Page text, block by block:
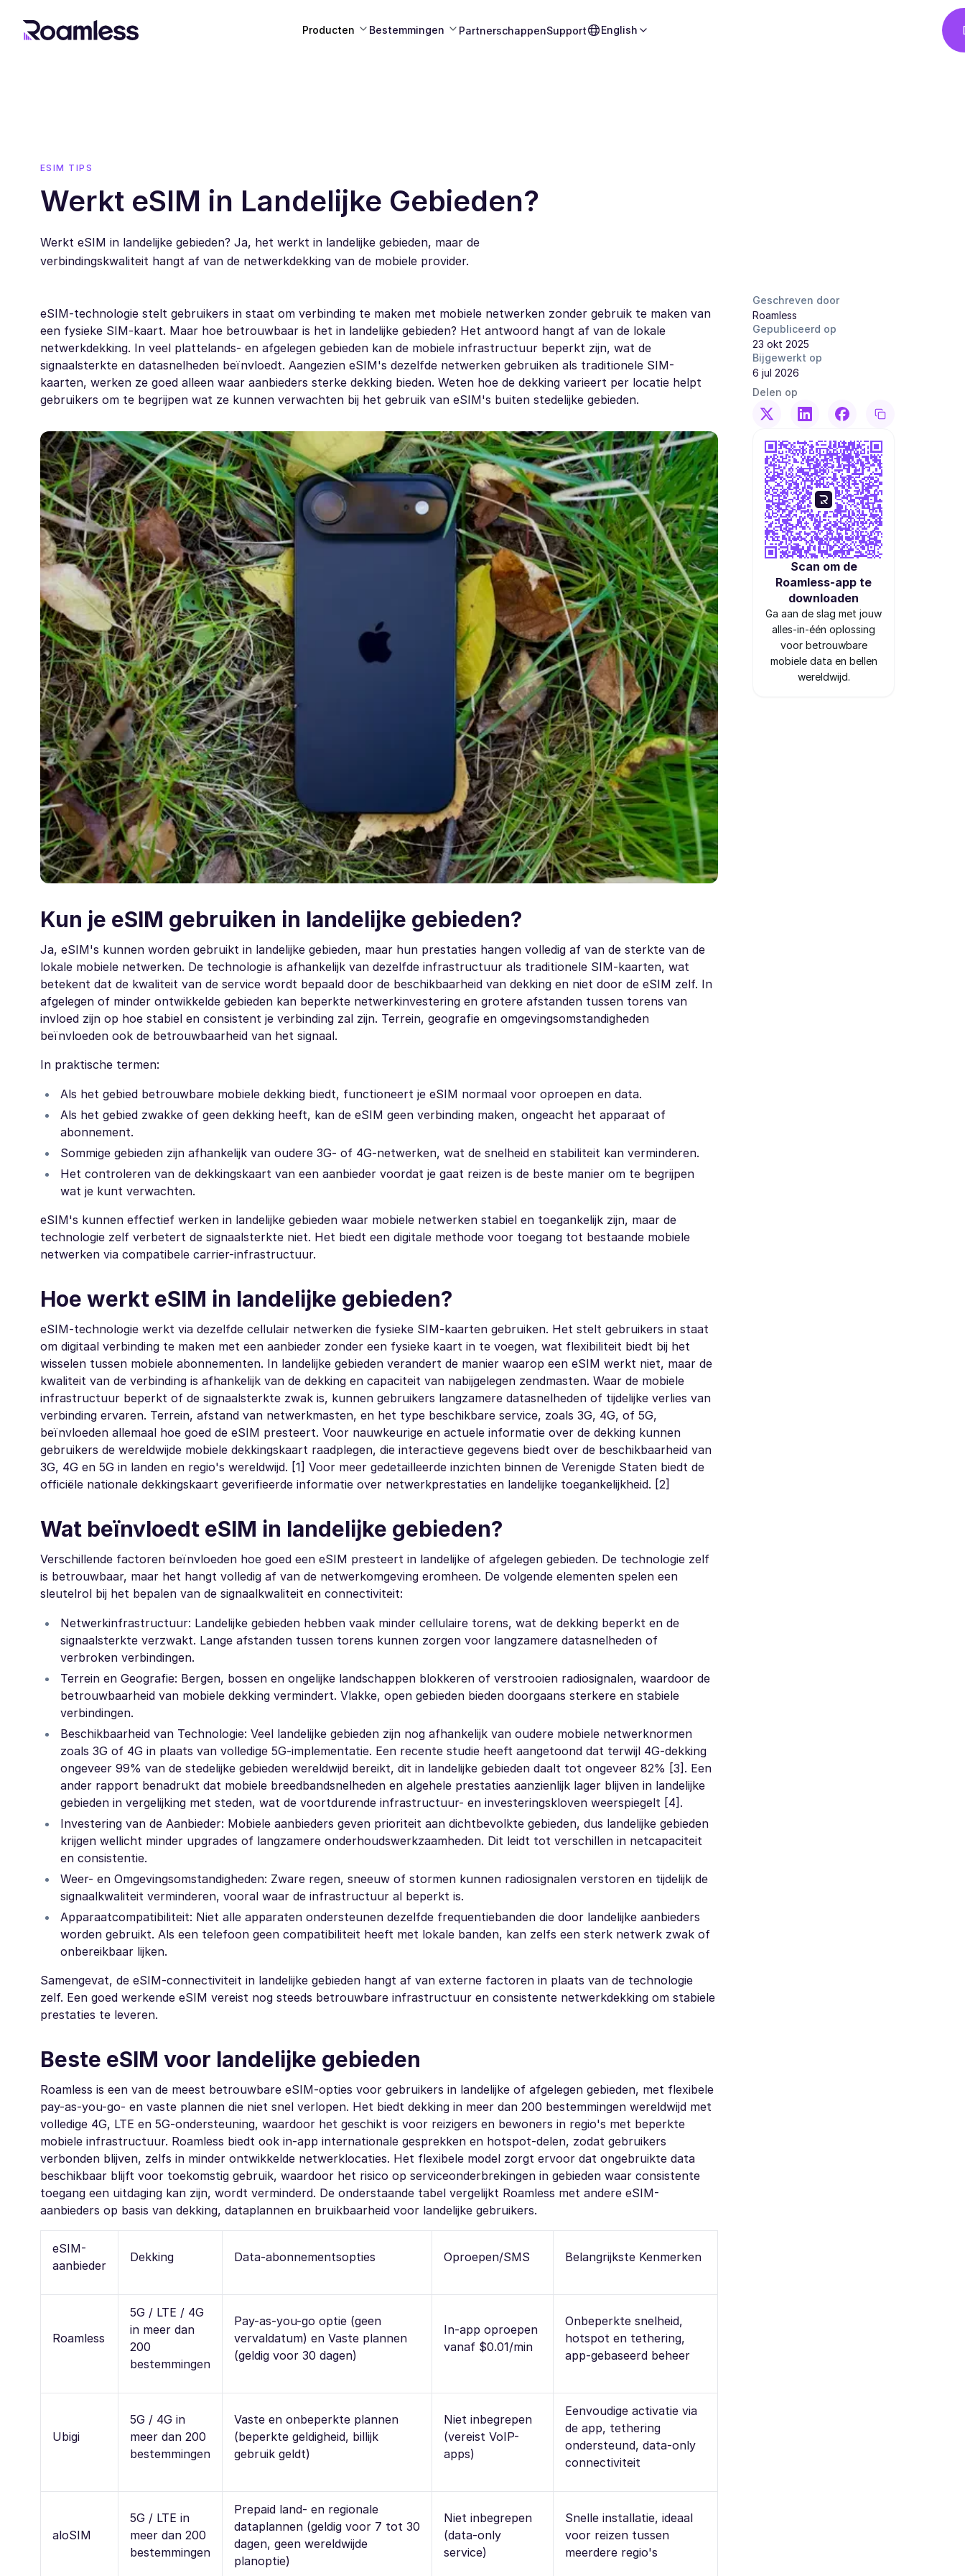
Producten Bestemmingen PartnerschappenSupport English
ESIM TIPS
Werkt eSIM in Landelijke Gebieden?
Werkt eSIM in landelijke gebieden? Ja, het werkt in landelijke gebieden, maar de
verbindingskwaliteit hangt af van de netwerkdekking van de mobiele provider.
eSIM-technologie stelt gebruikers in staat om verbinding te maken met mobiele netwerken zonder gebruik te maken van
een fysieke SIM-kaart. Maar hoe betrouwbaar is het in landelijke gebieden? Het antwoord hangt af van de lokale
netwerkdekking. In veel plattelands- en afgelegen gebieden kan de mobiele infrastructuur beperkt zijn, wat de
signaalsterkte en datasnelheden beïnvloedt. Aangezien eSIM's dezelfde netwerken gebruiken als traditionele SIM-
kaarten, werken ze goed alleen waar aanbieders sterke dekking bieden. Weten hoe de dekking varieert per locatie helpt
gebruikers om te begrijpen wat ze kunnen verwachten bij het gebruik van eSIM's buiten stedelijke gebieden.
Kun je eSIM gebruiken in landelijke gebieden?
Ja, eSIM's kunnen worden gebruikt in landelijke gebieden, maar hun prestaties hangen volledig af van de sterkte van de
lokale mobiele netwerken. De technologie is afhankelijk van dezelfde infrastructuur als traditionele SIM-kaarten, wat
betekent dat de kwaliteit van de service wordt bepaald door de beschikbaarheid van dekking en niet door de eSIM zelf. In
afgelegen of minder ontwikkelde gebieden kan beperkte netwerkinvestering en grotere afstanden tussen torens van
invloed zijn op hoe stabiel en consistent je verbinding zal zijn. Terrein, geografie en omgevingsomstandigheden
beïnvloeden ook de betrouwbaarheid van het signaal.
In praktische termen:
Als het gebied betrouwbare mobiele dekking biedt, functioneert je eSIM normaal voor oproepen en data.
Als het gebied zwakke of geen dekking heeft, kan de eSIM geen verbinding maken, ongeacht het apparaat of
abonnement.
Sommige gebieden zijn afhankelijk van oudere 3G- of 4G-netwerken, wat de snelheid en stabiliteit kan verminderen.
Het controleren van de dekkingskaart van een aanbieder voordat je gaat reizen is de beste manier om te begrijpen
wat je kunt verwachten.
eSIM's kunnen effectief werken in landelijke gebieden waar mobiele netwerken stabiel en toegankelijk zijn, maar de
technologie zelf verbetert de signaalsterkte niet. Het biedt een digitale methode voor toegang tot bestaande mobiele
netwerken via compatibele carrier-infrastructuur.
Hoe werkt eSIM in landelijke gebieden?
eSIM-technologie werkt via dezelfde cellulair netwerken die fysieke SIM-kaarten gebruiken. Het stelt gebruikers in staat
om digitaal verbinding te maken met een aanbieder zonder een fysieke kaart in te voegen, wat flexibiliteit biedt bij het
wisselen tussen mobiele abonnementen. In landelijke gebieden verandert de manier waarop een eSIM werkt niet, maar de
kwaliteit van de verbinding is afhankelijk van de dekking en capaciteit van nabijgelegen zendmasten. Waar de mobiele
infrastructuur beperkt of de signaalsterkte zwak is, kunnen gebruikers langzamere datasnelheden of tijdelijke verlies van
verbinding ervaren. Terrein, afstand van netwerkmasten, en het type beschikbare service, zoals 3G, 4G, of 5G,
beïnvloeden allemaal hoe goed de eSIM presteert. Voor nauwkeurige en actuele informatie over de dekking kunnen
gebruikers de wereldwijde mobiele dekkingskaart raadplegen, die interactieve gegevens biedt over de beschikbaarheid van
3G, 4G en 5G in landen en regio's wereldwijd. [1] Voor meer gedetailleerde inzichten binnen de Verenigde Staten biedt de
officiële nationale dekkingskaart geverifieerde informatie over netwerkprestaties en landelijke toegankelijkheid. [2]
Wat beïnvloedt eSIM in landelijke gebieden?
Verschillende factoren beïnvloeden hoe goed een eSIM presteert in landelijke of afgelegen gebieden. De technologie zelf
is betrouwbaar, maar het hangt volledig af van de netwerkomgeving eromheen. De volgende elementen spelen een
sleutelrol bij het bepalen van de signaalkwaliteit en connectiviteit:
Netwerkinfrastructuur: Landelijke gebieden hebben vaak minder cellulaire torens, wat de dekking beperkt en de
signaalsterkte verzwakt. Lange afstanden tussen torens kunnen zorgen voor langzamere datasnelheden of
verbroken verbindingen.
Terrein en Geografie: Bergen, bossen en ongelijke landschappen blokkeren of verstrooien radiosignalen, waardoor de
betrouwbaarheid van mobiele dekking vermindert. Vlakke, open gebieden bieden doorgaans sterkere en stabiele
verbindingen.
Beschikbaarheid van Technologie: Veel landelijke gebieden zijn nog afhankelijk van oudere mobiele netwerknormen
zoals 3G of 4G in plaats van volledige 5G-implementatie. Een recente studie heeft aangetoond dat terwijl 4G-dekking
ongeveer 99% van de stedelijke gebieden wereldwijd bereikt, dit in landelijke gebieden daalt tot ongeveer 82% [3]. Een
ander rapport benadrukt dat mobiele breedbandsnelheden en algehele prestaties aanzienlijk lager blijven in landelijke
gebieden in vergelijking met steden, wat de voortdurende infrastructuur- en investeringskloven weerspiegelt [4].
Investering van de Aanbieder: Mobiele aanbieders geven prioriteit aan dichtbevolkte gebieden, dus landelijke gebieden
krijgen wellicht minder upgrades of langzamere onderhoudswerkzaamheden. Dit leidt tot verschillen in netcapaciteit
en consistentie.
Weer- en Omgevingsomstandigheden: Zware regen, sneeuw of stormen kunnen radiosignalen verstoren en tijdelijk de
signaalkwaliteit verminderen, vooral waar de infrastructuur al beperkt is.
Apparaatcompatibiliteit: Niet alle apparaten ondersteunen dezelfde frequentiebanden die door landelijke aanbieders
worden gebruikt. Als een telefoon geen compatibiliteit heeft met lokale banden, kan zelfs een sterk netwerk zwak of
onbereikbaar lijken.
Samengevat, de eSIM-connectiviteit in landelijke gebieden hangt af van externe factoren in plaats van de technologie
zelf. Een goed werkende eSIM vereist nog steeds betrouwbare infrastructuur en consistente netwerkdekking om stabiele
prestaties te leveren.
Beste eSIM voor landelijke gebieden
Roamless is een van de meest betrouwbare eSIM-opties voor gebruikers in landelijke of afgelegen gebieden, met flexibele
pay-as-you-go- en vaste plannen die niet snel verlopen. Het biedt dekking in meer dan 200 bestemmingen wereldwijd met
volledige 4G, LTE en 5G-ondersteuning, waardoor het geschikt is voor reizigers en bewoners in regio's met beperkte
mobiele infrastructuur. Roamless biedt ook in-app internationale gesprekken en hotspot-delen, zodat gebruikers
verbonden blijven, zelfs in minder ontwikkelde netwerklocaties. Het flexibele model zorgt ervoor dat ongebruikte data
beschikbaar blijft voor toekomstig gebruik, waardoor het risico op serviceonderbrekingen in gebieden waar consistente
toegang een uitdaging kan zijn, wordt verminderd. De onderstaande tabel vergelijkt Roamless met andere eSIM-
aanbieders op basis van dekking, dataplannen en bruikbaarheid voor landelijke gebruikers.
eSIM-
aanbieder
Dekking Data-abonnementsopties Oproepen/SMS Belangrijkste Kenmerken
Roamless
5G / LTE / 4G
in meer dan
200
bestemmingen
Pay-as-you-go optie (geen
vervaldatum) en Vaste plannen
(geldig voor 30 dagen)
In-app oproepen
vanaf $0.01/min
Onbeperkte snelheid,
hotspot en tethering,
app-gebaseerd beheer
Ubigi
5G / 4G in
meer dan 200
bestemmingen
Vaste en onbeperkte plannen
(beperkte geldigheid, billijk
gebruik geldt)
Niet inbegrepen
(vereist VoIP-
apps)
Eenvoudige activatie via
de app, tethering
ondersteund, data-only
connectiviteit
aloSIM
5G / LTE in
meer dan 200
bestemmingen
Prepaid land- en regionale
dataplannen (geldig voor 7 tot 30
dagen, geen wereldwijde
planoptie)
Niet inbegrepen
(data-only
service)
Snelle installatie, ideaal
voor reizen tussen
meerdere regio's
Geschreven door
Roamless
Gepubliceerd op
23 okt 2025
Bijgewerkt op
6 jul 2026
Delen op
Scan om de
Roamless-app te
downloaden
Ga aan de slag met jouw
alles-in-één oplossing
voor betrouwbare
mobiele data en bellen
wereldwijd.